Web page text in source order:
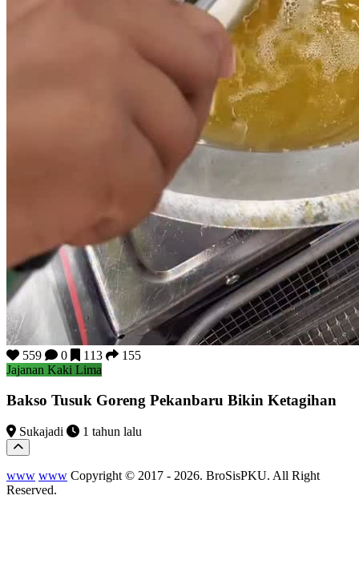
559 0 113
155
Jajanan Kaki Lima
Bakso Tusuk Goreng Pekanbaru Bikin Ketagihan
Sukajadi 1 tahun lalu
www www Copyright © 2017 - 2026. BroSisPKU. All Right
Reserved.